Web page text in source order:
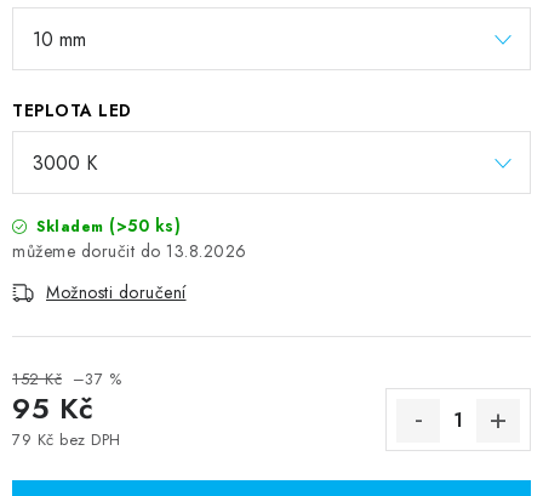
TEPLOTA LED
Skladem (>50 ks)
13.8.2026
Možnosti doručení
152 Kč –37 %
95 Kč
79 Kč bez DPH